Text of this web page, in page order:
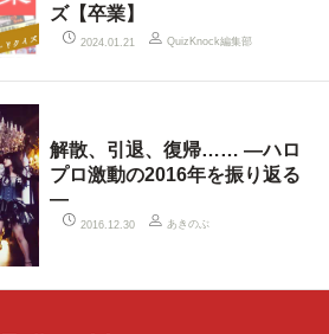
ズ【卒業】
2024.01.21 QuizKnock編集部
解散、引退、復帰…… ―ハロ
プロ激動の2016年を振り返る
―
2016.12.30 あきのぶ